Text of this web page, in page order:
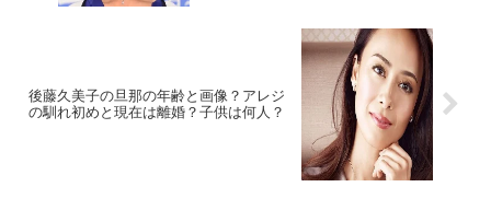
後藤久美子の旦那の年齢と画像？アレジ
の馴れ初めと現在は離婚？子供は何人？